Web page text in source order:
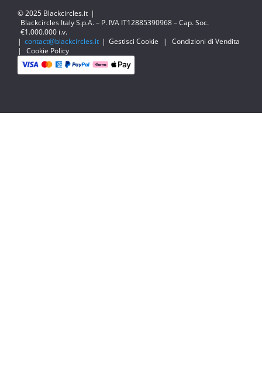
© 2025 Blackcircles.it |
Blackcircles Italy S.p.A. – P. IVA IT12885390968 – Cap. Soc.
€1.000.000 i.v.
| contact@blackcircles.it | Gestisci Cookie |
Condizioni di Vendita
|
Cookie Policy